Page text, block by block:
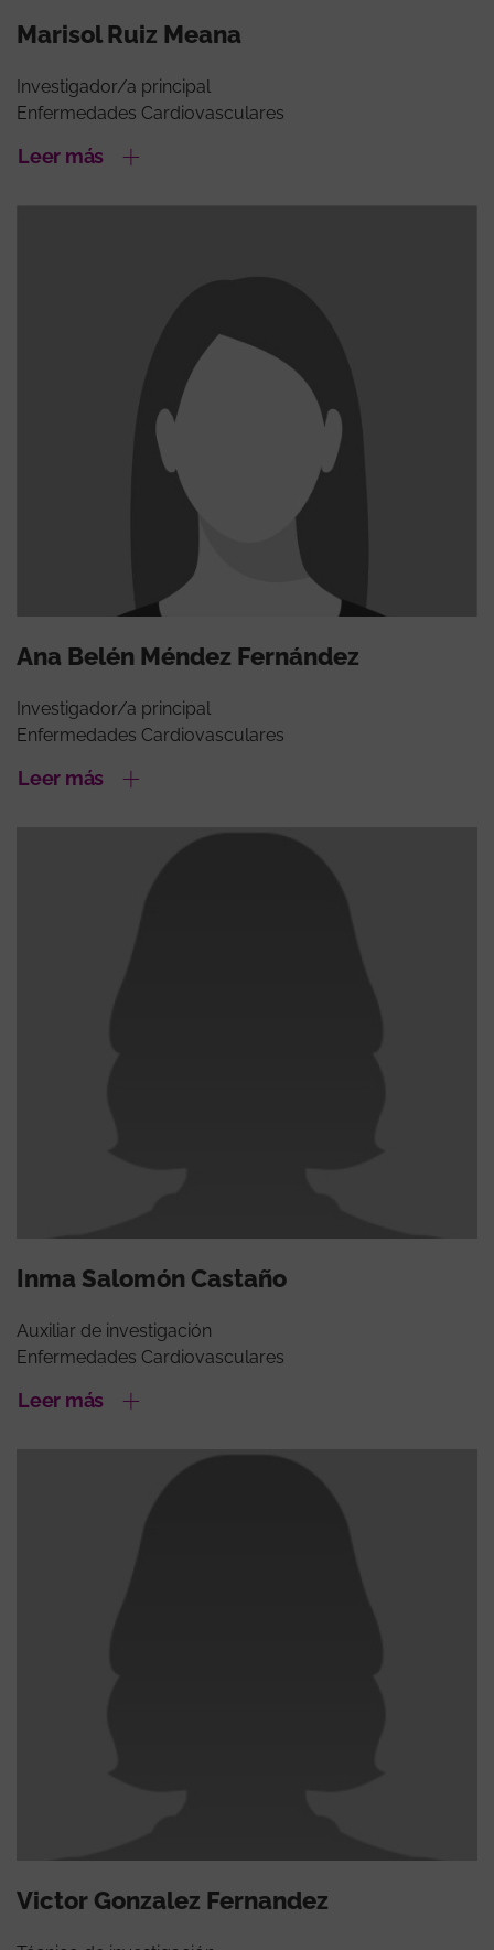
Marisol Ruiz Meana
Investigador/a principal
Enfermedades Cardiovasculares
Leer más
Ana Belén Méndez Fernández
Investigador/a principal
Enfermedades Cardiovasculares
Leer más
Inma Salomón Castaño
Auxiliar de investigación
Enfermedades Cardiovasculares
Leer más
Victor Gonzalez Fernandez